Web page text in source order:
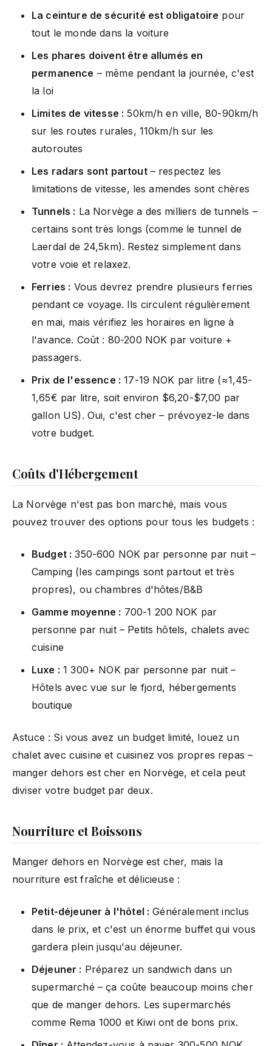
La ceinture de sécurité est obligatoire pour
tout le monde dans la voiture
Les phares doivent être allumés en
permanence – même pendant la journée, c'est
la loi
Limites de vitesse : 50km/h en ville, 80-90km/h
sur les routes rurales, 110km/h sur les
autoroutes
Les radars sont partout– respectez les
limitations de vitesse, les amendes sont chères
Tunnels : La Norvège a des milliers de tunnels –
certains sont très longs (comme le tunnel de
Laerdal de 24,5km). Restez simplement dans
votre voie et relaxez.
Ferries : Vous devrez prendre plusieurs ferries
pendant ce voyage. Ils circulent régulièrement
en mai, mais vérifiez les horaires en ligne à
l'avance. Coût : 80-200 NOK par voiture +
passagers.
Prix de l'essence : 17-19 NOK par litre (≈1,45-
1,65€ par litre, soit environ $6,20-$7,00 par
gallon US). Oui, c'est cher – prévoyez-le dans
votre budget.
Coûts d'Hébergement
La Norvège n'est pas bon marché, mais vous
pouvez trouver des options pour tous les budgets :
Budget : 350-600 NOK par personne par nuit –
Camping (les campings sont partout et très
propres), ou chambres d'hôtes/B&B
Gamme moyenne : 700-1 200 NOK par
personne par nuit – Petits hôtels, chalets avec
cuisine
Luxe : 1 300+ NOK par personne par nuit –
Hôtels avec vue sur le fjord, hébergements
boutique
Astuce : Si vous avez un budget limité, louez un
chalet avec cuisine et cuisinez vos propres repas –
manger dehors est cher en Norvège, et cela peut
diviser votre budget par deux.
Nourriture et Boissons
Manger dehors en Norvège est cher, mais la
nourriture est fraîche et délicieuse :
Petit-déjeuner à l'hôtel : Généralement inclus
dans le prix, et c'est un énorme buffet qui vous
gardera plein jusqu'au déjeuner.
Déjeuner : Préparez un sandwich dans un
supermarché – ça coûte beaucoup moins cher
que de manger dehors. Les supermarchés
comme Rema 1000 et Kiwi ont de bons prix.